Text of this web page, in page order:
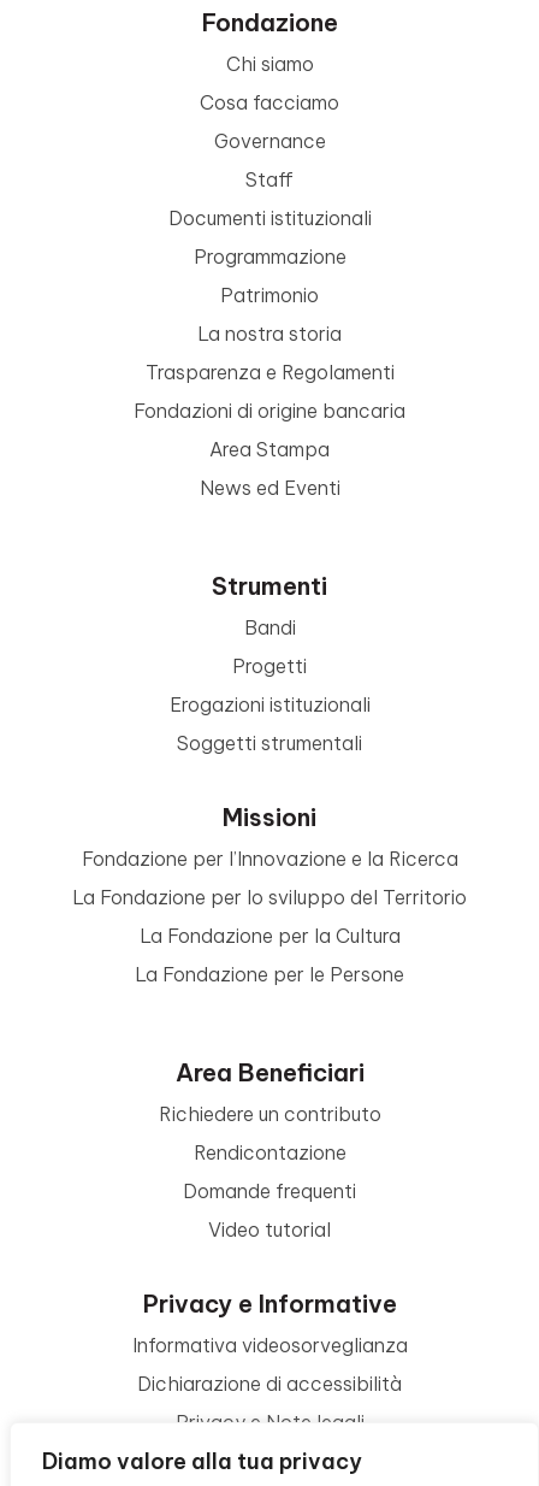
Diamo valore alla tua privacy
Fondazione
Chi siamo
Cosa facciamo
Governance
Staff
Documenti istituzionali
Programmazione
Patrimonio
La nostra storia
Trasparenza e Regolamenti
Fondazioni di origine bancaria
Area Stampa
News ed Eventi
Strumenti
Bandi
Progetti
Erogazioni istituzionali
Soggetti strumentali
Missioni
Fondazione per l’Innovazione e la Ricerca
La Fondazione per lo sviluppo del Territorio
La Fondazione per la Cultura
La Fondazione per le Persone
Area Beneficiari
Richiedere un contributo
Rendicontazione
Domande frequenti
Video tutorial
Privacy e Informative
Informativa videosorveglianza
Dichiarazione di accessibilità
Privacy e Note legali
Termini di utilizzo